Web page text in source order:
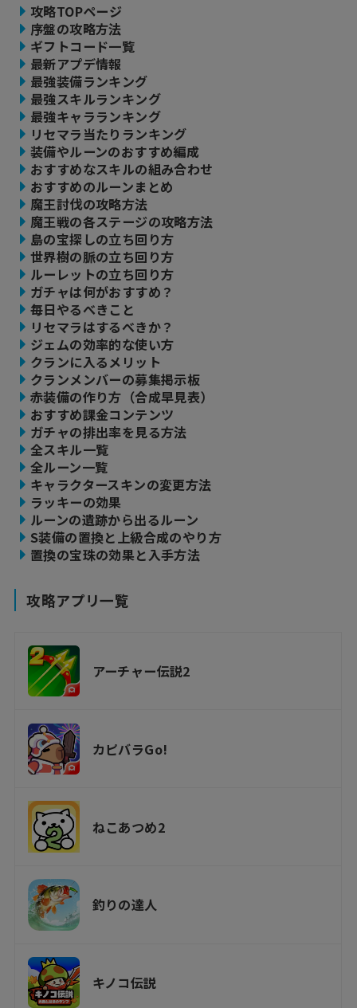
攻略TOPページ
序盤の攻略方法
ギフトコード一覧
最新アプデ情報
最強装備ランキング
最強スキルランキング
最強キャラランキング
リセマラ当たりランキング
装備やルーンのおすすめ編成
おすすめなスキルの組み合わせ
おすすめのルーンまとめ
魔王討伐の攻略方法
魔王戦の各ステージの攻略方法
島の宝探しの立ち回り方
世界樹の脈の立ち回り方
ルーレットの立ち回り方
ガチャは何がおすすめ？
毎日やるべきこと
リセマラはするべきか？
ジェムの効率的な使い方
クランに入るメリット
クランメンバーの募集掲示板
赤装備の作り方（合成早見表）
おすすめ課金コンテンツ
ガチャの排出率を見る方法
全スキル一覧
全ルーン一覧
キャラクタースキンの変更方法
ラッキーの効果
ルーンの遺跡から出るルーン
S装備の置換と上級合成のやり方
置換の宝珠の効果と入手方法
攻略アプリ一覧
アーチャー伝説2
カピバラGo!
ねこあつめ2
釣りの達人
キノコ伝説